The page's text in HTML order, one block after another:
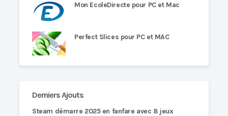
Mon EcoleDirecte pour PC et Mac
Perfect Slices pour PC et MAC
Derniers Ajouts
Steam démarre 2025 en fanfare avec 8 jeux